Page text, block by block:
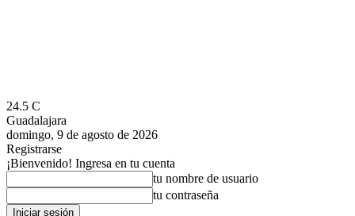
24.5 C
Guadalajara
domingo, 9 de agosto de 2026
Registrarse
¡Bienvenido! Ingresa en tu cuenta
tu nombre de usuario
tu contraseña